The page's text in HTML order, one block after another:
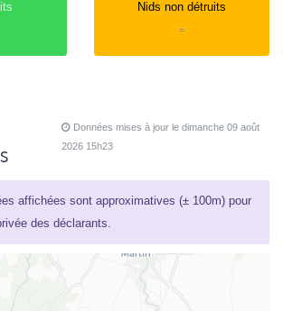
Nids non détruits
=
Données mises à jour le dimanche 09 août
2026 15h23
affichées sont approximatives (± 100m) pour
des déclarants.